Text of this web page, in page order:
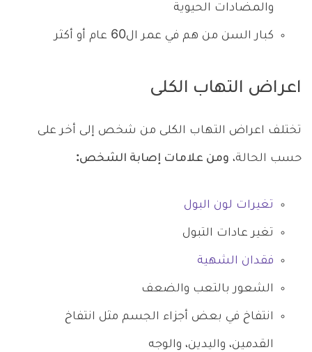
والمضادات الحيوية
كبار السن من هم في عمر ال60 عام أو أكثر
اعراض التهاب الكلى
تختلف اعراض التهاب الكلى من شخص إلى أخر على
حسب الحالة، ومن علامات إصابة الشخص:
تغيرات لون البول
تغير عادات التبول
فقدان الشهية
الشعور بالتعب والضعف
انتفاخ في بعض أجزاء الجسم مثل انتفاخ
القدمين، واليدين، والوجه